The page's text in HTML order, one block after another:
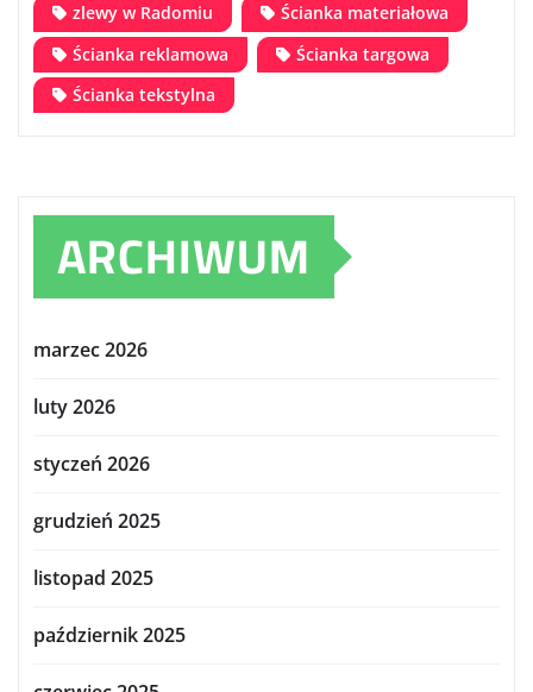
zlewy w Radomiu
Ścianka materiałowa
Ścianka reklamowa
Ścianka targowa
Ścianka tekstylna
ARCHIWUM
marzec 2026
luty 2026
styczeń 2026
grudzień 2025
listopad 2025
październik 2025